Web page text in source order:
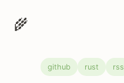
🌾
github rust rss